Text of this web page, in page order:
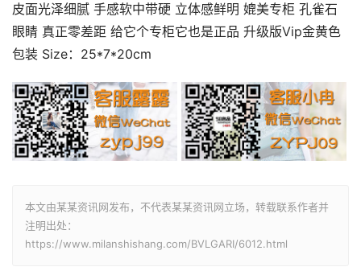
皮面光泽细腻 手感软中带硬 立体感鲜明 媲美专柜 孔雀石
眼睛 真正零差距 给它个专柜它也是正品 升级版Vip金黄色
包装 Size：25*7*20cm
本文由某某资讯网发布，不代表某某资讯网立场，转载联系作者并
注明出处：
https://www.milanshishang.com/BVLGARI/6012.html